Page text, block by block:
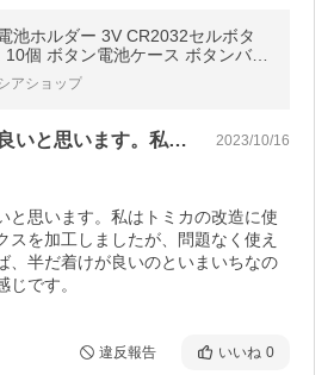
池ホルダー 3V CR2032セルボタ
10個 ボタン電池ケース ボタンバッ
ス 2032コイン電池ホルダー
アショップ
商品自体は出来は良いと思います。私はト… 2023/10/16
と思います。私はトミカの改造に使
スを加工しましたが、問題なく使え
、半だ着けが良いのといまいちなの
です。
違反報告 いいね 0